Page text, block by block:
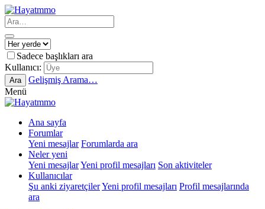
Sadece başlıkları ara
Kullanıcı:
Ara
Gelişmiş Arama…
Menü
Ana sayfa
Forumlar
Yeni mesajlar Forumlarda ara
Neler yeni
Yeni mesajlarYeni profil mesajları Son aktiviteler
Kullanıcılar
Şu anki ziyaretçilerYeni profil mesajları Profil mesajlarında
ara